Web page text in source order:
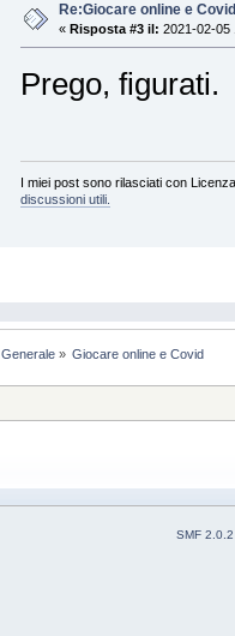
Re:Giocare online e Covid
« Risposta #3 il: 2021-02-05
Prego, figurati.
I miei post sono rilasciati con
discussioni utili.
Generale» Giocare online e Covid
SMF 2.0.2